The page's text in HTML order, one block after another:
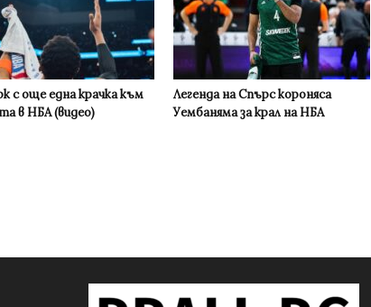
с още една крачка към
в НБА (видео)
Легенда на Спърс короняса
Уембаняма за крал на НБА